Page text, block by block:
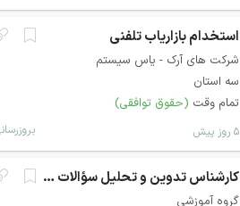
استخدام بازاریاب تلفنی
شرکت های آرک - یاس سیستم
سه استان
تمام وقت (حقوق توافقی)
۵ روز پیش
کارشناس تدوین و تحلیل سؤالات دانشگاهی
گروه آموزشی